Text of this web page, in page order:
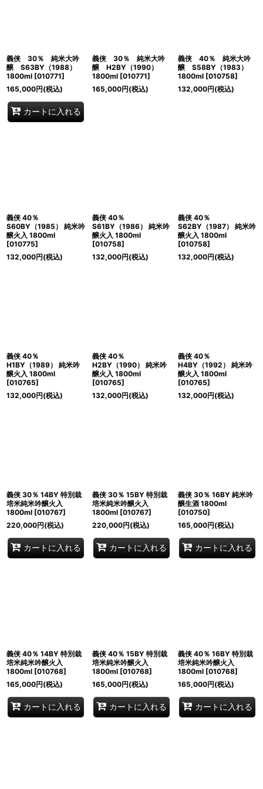
義侠 30％ 純米大吟
醸 S63BY（1988）
1800ml [010771]
165,000円(税込)
カートに入れる
義侠 30％ 純米大吟
醸 H2BY（1990）
1800ml [010771]
165,000円(税込)
義侠 40％ 純米大吟
醸 S58BY（1983）
1800ml [010758]
132,000円(税込)
義侠 40％
S60BY（1985） 純米吟
醸火入 1800ml
[010775]
132,000円(税込)
義侠 40％
S61BY（1986） 純米吟
醸火入 1800ml
[010758]
132,000円(税込)
義侠 40％
S62BY（1987） 純米吟
醸火入 1800ml
[010758]
132,000円(税込)
義侠 40％
H1BY（1989） 純米吟
醸火入 1800ml
[010765]
132,000円(税込)
義侠 40％
H2BY（1990） 純米吟
醸火入 1800ml
[010765]
132,000円(税込)
義侠 40％
H4BY（1992） 純米吟
醸火入 1800ml
[010765]
132,000円(税込)
義侠 30％ 14BY 特別栽
培米純米吟醸火入
1800ml [010767]
220,000円(税込)
カートに入れる
義侠 30％ 15BY 特別栽
培米純米吟醸火入
1800ml [010767]
220,000円(税込)
カートに入れる
義侠 30％ 16BY 純米吟
醸生酒 1800ml
[010750]
165,000円(税込)
カートに入れる
義侠 40％ 14BY 特別栽
培米純米吟醸火入
1800ml [010768]
165,000円(税込)
カートに入れる
義侠 40％ 15BY 特別栽
培米純米吟醸火入
1800ml [010768]
165,000円(税込)
カートに入れる
義侠 40％ 16BY 特別栽
培米純米吟醸火入
1800ml [010768]
165,000円(税込)
カートに入れる